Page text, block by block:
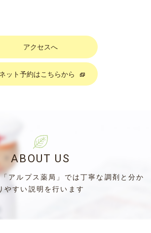
アクセスへ
ネット予約はこちらから
アルプス薬局」では丁寧な調剤と分か
やすい説明を行います
ABOUT US